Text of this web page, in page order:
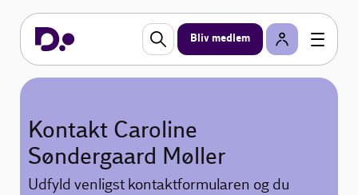
Bliv medlem
Kontakt Caroline
Søndergaard Møller
Udfyld venligst kontaktformularen og du